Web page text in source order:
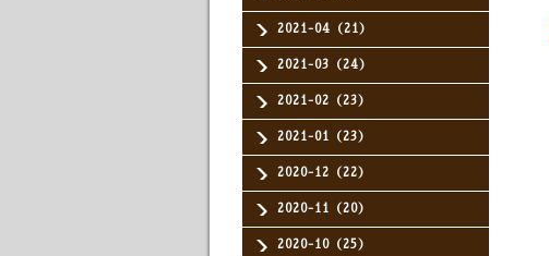
2021-04（21）
2021-03（24）
2021-02（23）
2021-01（23）
2020-12（22）
2020-11（20）
2020-10（25）